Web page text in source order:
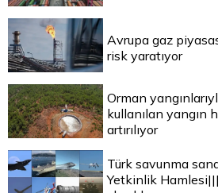
Avrupa gaz
risk yaratıyor
Orman
kullanılan yangın
artırılıyor
Türk savunma
Yetkinlik